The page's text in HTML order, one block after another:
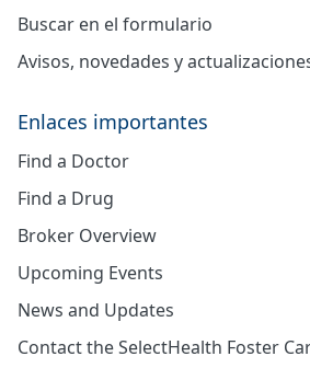
Buscar en el formulario
Avisos, novedades y
Enlaces importantes
Find a Doctor
Find a Drug
Broker Overview
Upcoming Events
News and Updates
Contact the SelectHealth Foster